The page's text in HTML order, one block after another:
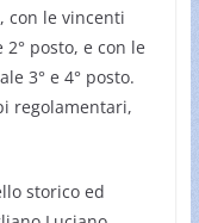
con le vincenti
posto, e con le
3° e 4° posto.
regolamentari,
storico ed